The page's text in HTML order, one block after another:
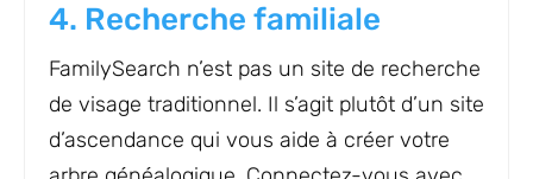
4. Recherche familiale
FamilySearch n’est pas un site de recherche
de visage traditionnel. Il s’agit plutôt d’un site
d’ascendance qui vous aide à créer votre